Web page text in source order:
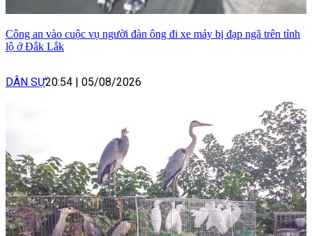
Công an vào cuộc vụ người đàn ông đi xe máy bị đạp ngã trên tỉnh
lộ ở Đắk Lắk
DÂN SỰ20:54 05/08/2026